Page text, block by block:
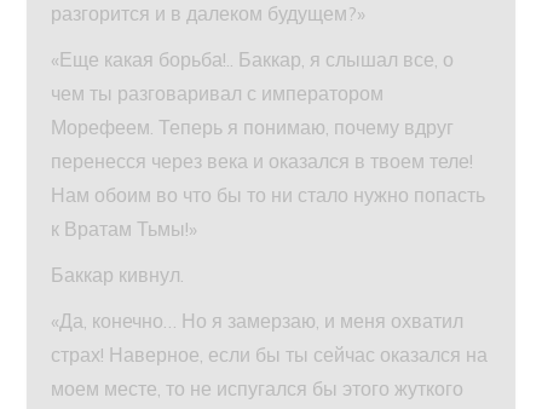
разгорится и в далеком будущем?»
«Еще какая борьба!.. Баккар, я слышал все, о
чем ты разговаривал с императором
Морефеем. Теперь я понимаю, почему вдруг
перенесся через века и оказался в твоем теле!
Нам обоим во что бы то ни стало нужно попасть
к Вратам Тьмы!»
Баккар кивнул.
«Да, конечно… Но я замерзаю, и меня охватил
страх! Наверное, если бы ты сейчас оказался на
моем месте, то не испугался бы этого жуткого